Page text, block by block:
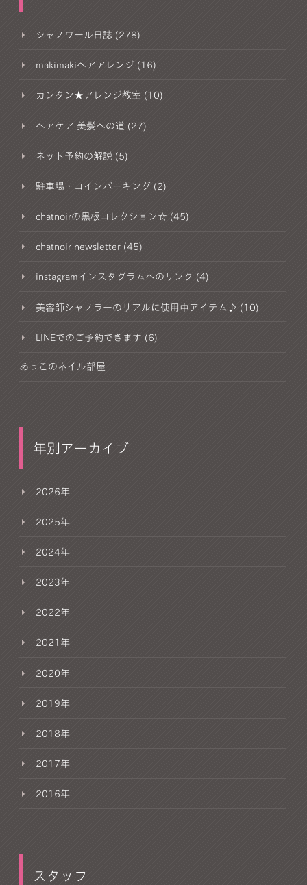
シャノワール日誌 (278)
makimakiヘアアレンジ (16)
カンタン★アレンジ教室 (10)
ヘアケア 美髪への道 (27)
ネット予約の解説 (5)
駐車場・コインパーキング (2)
chatnoirの黒板コレクション☆ (45)
chatnoir newsletter (45)
instagramインスタグラムへのリンク (4)
美容師シャノラーのリアルに使用中アイテム♪ (10)
LINEでのご予約できます (6)
あっこのネイル部屋
年別アーカイブ
2026年
2025年
2024年
2023年
2022年
2021年
2020年
2019年
2018年
2017年
2016年
スタッフ